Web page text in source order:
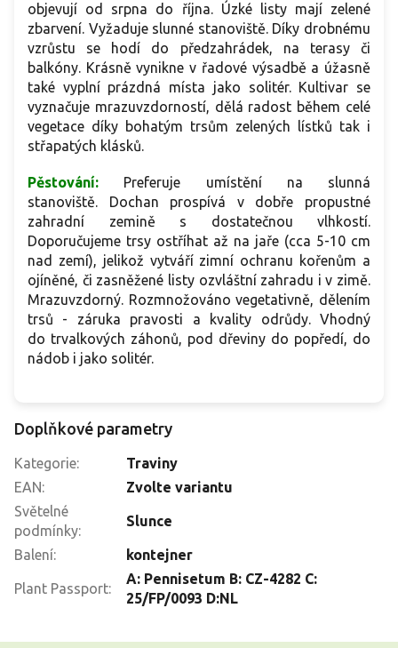
objevují od srpna do října. Úzké listy mají zelené
zbarvení. Vyžaduje slunné stanoviště. Díky drobnému
vzrůstu se hodí do předzahrádek, na terasy či
balkóny. Krásně vynikne v řadové výsadbě a úžasně
také vyplní prázdná místa jako solitér. Kultivar se
vyznačuje mrazuvzdorností, dělá radost během celé
vegetace díky bohatým trsům zelených lístků tak i
střapatých klásků.
Pěstování:
Preferuje umístění na slunná
stanoviště. Dochan prospívá v dobře propustné
zahradní zemině s dostatečnou vlhkostí.
Doporučujeme trsy ostříhat až na jaře (cca 5-10 cm
nad zemí), jelikož vytváří zimní ochranu kořenům a
ojíněné, či zasněžené listy ozvláštní zahradu i v zimě.
Mrazuvzdorný. Rozmnožováno vegetativně, dělením
trsů - záruka pravosti a kvality odrůdy. Vhodný
do trvalkových záhonů, pod dřeviny do popředí, do
nádob i jako solitér.
Doplňkové parametry
Kategorie:
Traviny
EAN:
Zvolte variantu
Světelné
podmínky:
Slunce
Balení: kontejner
Plant Passport:
A: Pennisetum B: CZ-4282 C:
25/FP/0093 D:NL